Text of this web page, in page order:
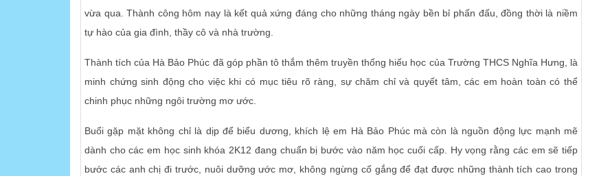
vừa qua. Thành công hôm nay là kết quả xứng đáng cho những tháng ngày bền bỉ phấn đấu, đồng thời là niềm
tự hào của gia đình, thầy cô và nhà trường.
Thành tích của Hà Bảo Phúc đã góp phần tô thắm thêm truyền thống hiếu học của Trường THCS Nghĩa Hưng, là
minh chứng sinh động cho việc khi có mục tiêu rõ ràng, sự chăm chỉ và quyết tâm, các em hoàn toàn có thể
chinh phục những ngôi trường mơ ước.
Buổi gặp mặt không chỉ là dịp để biểu dương, khích lệ em Hà Bảo Phúc mà còn là nguồn động lực mạnh mẽ
dành cho các em học sinh khóa 2K12 đang chuẩn bị bước vào năm học cuối cấp. Hy vọng rằng các em sẽ tiếp
bước các anh chị đi trước, nuôi dưỡng ước mơ, không ngừng cố gắng để đạt được những thành tích cao trong